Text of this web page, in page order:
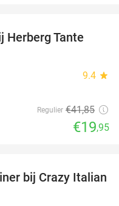
52%
Herberg Tante
9.4 star
Regulier €41,85
€19,95
27%
bij Crazy Italian